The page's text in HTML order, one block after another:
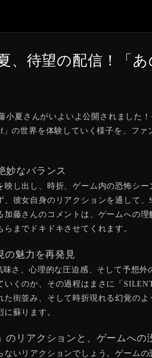
、待望の配信！「
夏さんがいよいよ公開されました
の世界を体験していく様子を、フ
妙なバランス
し出し、時折、ゲーム内の恐怖シ
、彼女自身のリアクションを通して
藤さんのコメントは、ゲームへの
までドキドキさせてくれます。
魅力を再発見
さ、心理的な圧迫感、そして予想
いくのか、その過程はまさに「
街並み、そして時折現れる幻覚の
蘇ります。
リアクションと、ゲームへの
いリアクションでしょう。ゲーム